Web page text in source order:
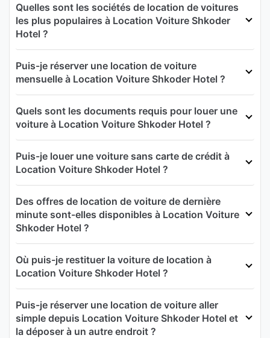
Quelles sont les sociétés de location de voitures
les plus populaires à Location Voiture Shkoder
Hotel ?
Puis-je réserver une location de voiture
mensuelle à Location Voiture Shkoder Hotel ?
Quels sont les documents requis pour louer une
voiture à Location Voiture Shkoder Hotel ?
Puis-je louer une voiture sans carte de crédit à
Location Voiture Shkoder Hotel ?
Des offres de location de voiture de dernière
minute sont-elles disponibles à Location Voiture
Shkoder Hotel ?
Où puis-je restituer la voiture de location à
Location Voiture Shkoder Hotel ?
Puis-je réserver une location de voiture aller
simple depuis Location Voiture Shkoder Hotel et
la déposer à un autre endroit ?